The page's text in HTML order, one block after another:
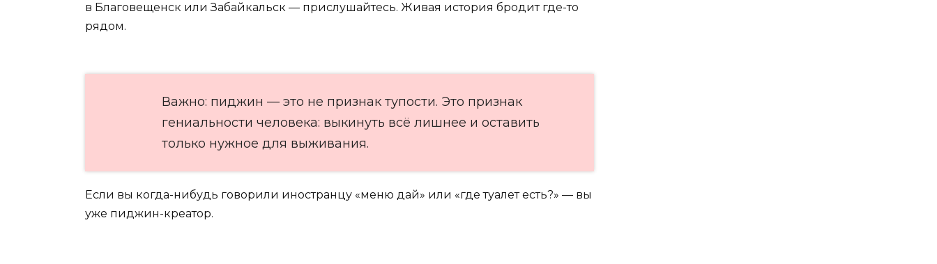
в Благовещенск или Забайкальск — прислушайтесь. Живая история бродит где-то
рядом.
Важно: пиджин — это не признак тупости. Это признак
гениальности человека: выкинуть всё лишнее и оставить
только нужное для выживания.
Если вы когда-нибудь говорили иностранцу «меню дай» или «где туалет есть?» — вы
уже пиджин-креатор.